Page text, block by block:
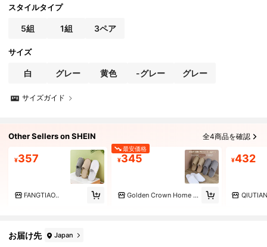
合わせ
スタイルタイプ
5組 1組 3ペア
サイズ
白 グレー 黄色 -グレー グレー
サイズガイド
Other Sellers on SHEIN 全4商品を確認
¥357
FANGTIAO..
最安価格
¥345
Golden Crown Home Living
¥432
お届け先 Japan